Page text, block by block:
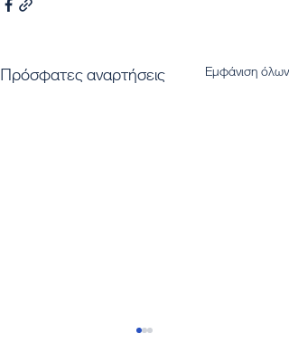
Πρόσφατες αναρτήσεις Εμφάνιση όλων